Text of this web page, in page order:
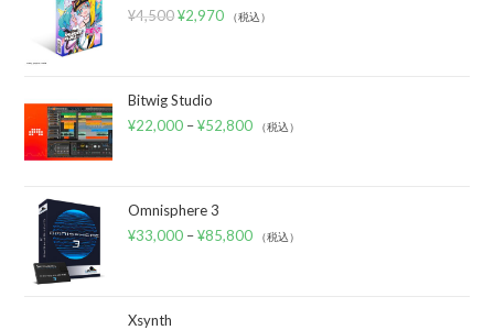
¥4,500 ¥2,970 （税込）
Bitwig Studio
¥22,000 –¥52,800 （税込）
Omnisphere 3
¥33,000 –¥85,800 （税込）
Xsynth